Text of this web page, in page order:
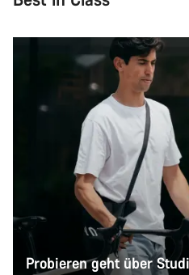
Probieren geht über
Unsere Experten stehen